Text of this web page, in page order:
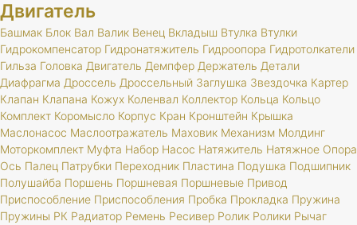
Двигатель
Башмак Блок Вал Валик Венец Вкладыш Втулка Втулки
Гидрокомпенсатор Гидронатяжитель Гидроопора Гидротолкатели
Гильза Головка Двигатель Демпфер Держатель Детали
Диафрагма Дроссель Дроссельный Заглушка Звездочка Картер
Клапан Клапана Кожух Коленвал Коллектор Кольца Кольцо
Комплект Коромысло Корпус Кран Кронштейн Крышка
Маслонасос Маслоотражатель Маховик Механизм Молдинг
Моторкомплект Муфта Набор Насос Натяжитель Натяжное Опора
Ось Палец Патрубки Переходник Пластина Подушка Подшипник
Полушайба Поршень Поршневая Поршневые Привод
Приспособление Приспособления Пробка Прокладка Пружина
Пружины РК Радиатор Ремень Ресивер Ролик Ролики Рычаг